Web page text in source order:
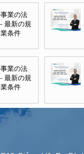
業の法
最新の規
条件
業の法
最新の規
条件